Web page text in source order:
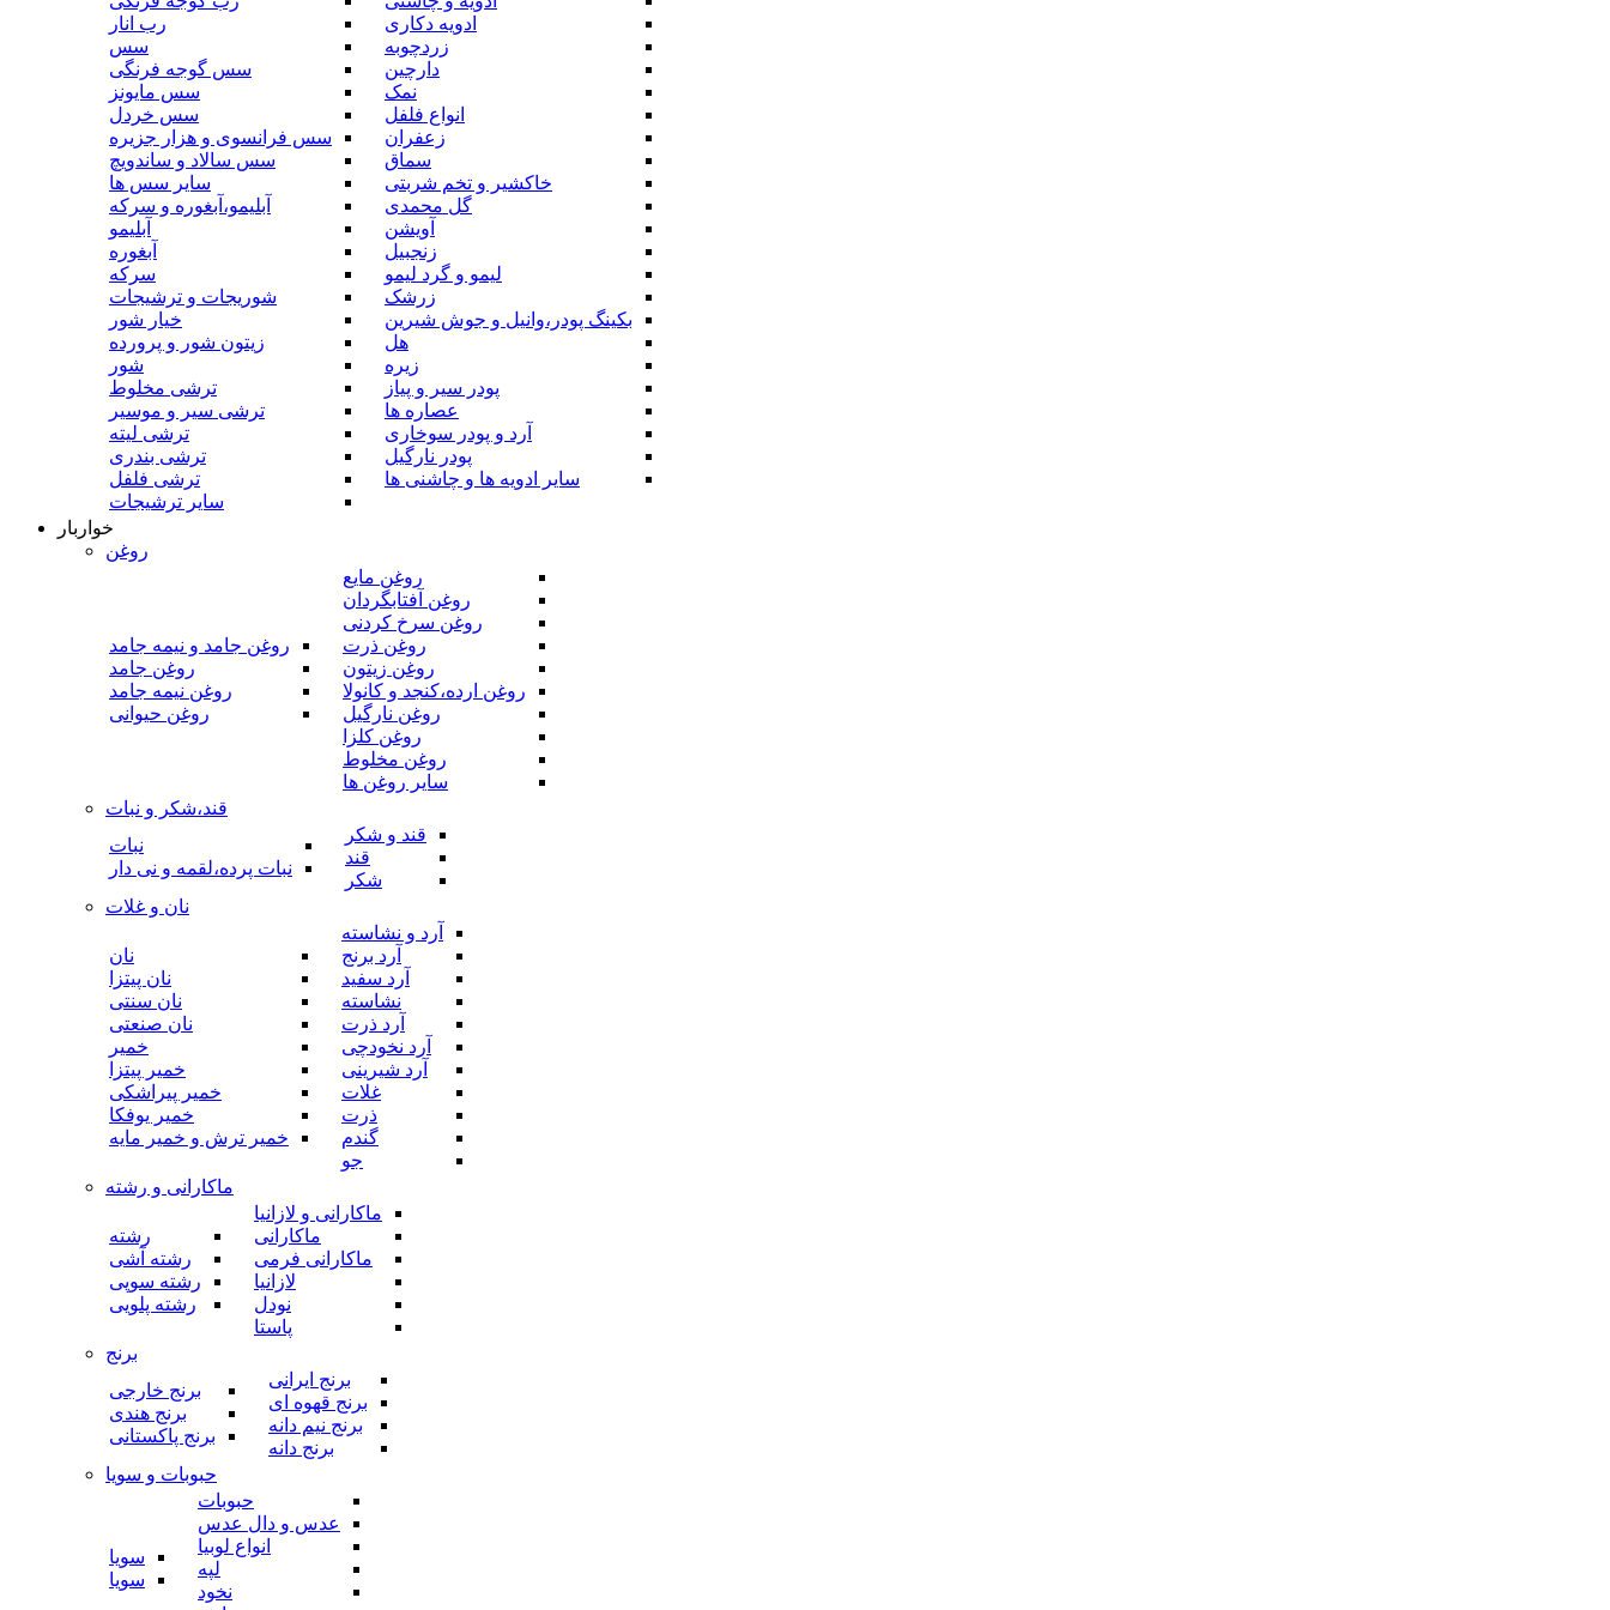
ادویه دکاری
زردچوبه
دارچین
نمک
انواع فلفل
زعفران
سماق
خاکشیر و تخم شربتی
گل محمدی
آویشن
زنجبیل
لیمو و گرد لیمو
زرشک
بکینگ پودر،وانیل و جوش شیرین
هل
زیره
پودر سیر و پیاز
عصاره ها
آرد و پودر سوخاری
پودر نارگیل
سایر ادویه ها و چاشنی ها
رب انار
سس
سس گوجه فرنگی
سس مایونز
سس خردل
سس فرانسوی و هزار جزیره
سس سالاد و ساندویچ
سایر سس ها
آبلیمو،آبغوره و سرکه
آبلیمو
آبغوره
سرکه
شوریجات و ترشیجات
خیار شور
زیتون شور و پرورده
شور
ترشی مخلوط
ترشی سیر و موسیر
ترشی لیته
ترشی بندری
ترشی فلفل
سایر ترشیجات
خواربار
روغن
روغن مایع
روغن آفتابگردان
روغن سرخ کردنی
روغن ذرت
روغن زیتون
روغن ارده،کنجد و کانولا
روغن نارگیل
روغن کلزا
روغن مخلوط
سایر روغن ها
روغن جامد و نیمه جامد
روغن جامد
روغن نیمه جامد
روغن حیوانی
قند،شکر و نبات
قند و شکر
قند
شکر
نبات
نبات پرده،لقمه و نی دار
نان و غلات
آرد و نشاسته
آرد برنج
آرد سفید
نشاسته
آرد ذرت
آرد نخودچی
آرد شیرینی
غلات
ذرت
گندم
جو
نان
نان پیتزا
نان سنتی
نان صنعتی
خمیر
خمیر پیتزا
خمیر پیراشکی
خمیر یوفکا
خمیر ترش و خمیر مایه
ماکارانی و رشته
ماکارانی و لازانیا
ماکارانی
ماکارانی فرمی
لازانیا
نودل
پاستا
رشته
رشته آشی
رشته سوپی
رشته پلویی
برنج
برنج ایرانی
برنج قهوه ای
برنج نیم دانه
برنج دانه
برنج خارجی
برنج هندی
برنج پاکستانی
حبوبات و سویا
حبوبات
عدس و دال عدس
انواع لوبیا
لپه
نخود
سویا
سویا